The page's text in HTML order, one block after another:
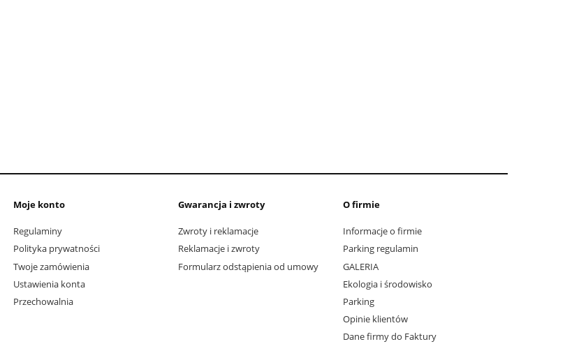
Moje konto
Regulaminy
Polityka prywatności
Twoje zamówienia
Ustawienia konta
Przechowalnia
Gwarancja i zwroty
Zwroty i reklamacje
Reklamacje i zwroty
Formularz odstąpienia od umowy
O firmie
Informacje o firmie
Parking regulamin
GALERIA
Ekologia i środowisko
Parking
Opinie klientów
Dane firmy do Faktury